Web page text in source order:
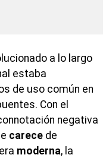
a lo largo
estaba
de uso común en
Con el
negativa
carece de
moderna, la